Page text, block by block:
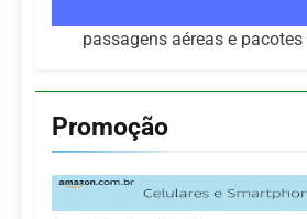
passagens aéreas e
Promoção